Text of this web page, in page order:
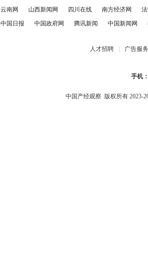
云南网 山西新闻网 四川在线 南方经济网
中国日报 中国政府网 腾讯新闻 中国新闻网
人才招聘 广告服务
手机
中国产经观察 版权所有 2023-